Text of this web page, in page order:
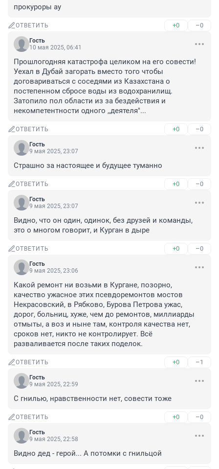
прокуроры ау
ОТВЕТИТЬ +0 –0
Гость
10 мая 2025, 06:41
Прошлогодняя катастрофа целиком на его совести!
Уехал в Дубай загорать вместо того чтобы
договариваться с соседями из Казахстана о
постепенном сбросе воды из водохранилищ.
Затопило пол области из за бездействия и
некомпетентности одного ,,деятеля"...
ОТВЕТИТЬ +0 –0
Гость
9 мая 2025, 23:07
Страшно за настоящее и будущее туманно
ОТВЕТИТЬ +0 –0
Гость
9 мая 2025, 23:07
Видно, что он один, одинок, без друзей и команды,
это о многом говорит, и Курган в дыре
ОТВЕТИТЬ +0 –0
Гость
9 мая 2025, 23:06
Какой ремонт ни возьми в Кургане, позорно,
качество ужасное этих псевдоремонтов мостов
Некрасовский, в Рябково, Бурова Петрова ужас,
дорог, больниц, хуже, чем до ремонтов, миллиарды
отмыты, а воз и ныне там, контроля качества нет,
сроков нет, никто не контролирует. Всё
разваливается после таких поделок.
ОТВЕТИТЬ +0 –1
Гость
9 мая 2025, 22:59
С гнилью, нравственности нет, совести тоже
ОТВЕТИТЬ +0 –0
Гость
9 мая 2025, 22:58
Видно дед - герой... А потомки с гнильцой